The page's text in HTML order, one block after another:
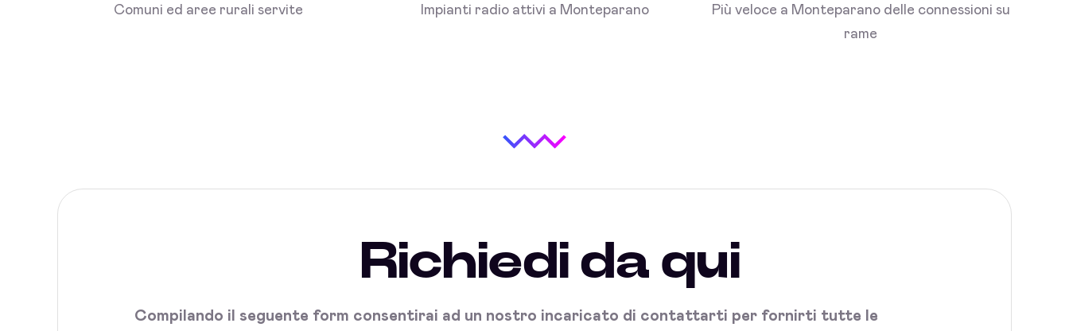
Comuni ed aree rurali servite Impianti radio attivi a Monteparano
Più veloce a Monteparano delle connessioni su
rame
Richiedi da qui
Compilando il seguente form consentirai ad un nostro incaricato di contattarti per fornirti tutte le